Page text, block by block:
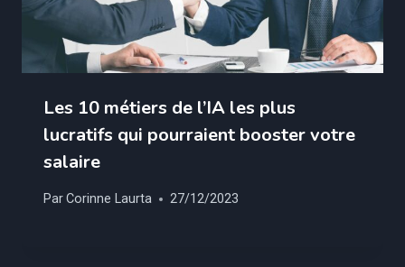
Les 10 métiers de l’IA les plus
lucratifs qui pourraient booster votre
salaire
ParCorinne Laurta 27/12/2023